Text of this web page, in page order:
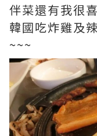
伴菜還有我很
韓國吃炸雞及
~~~